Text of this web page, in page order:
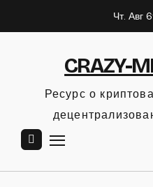
к
Чт. Авг
CRAZY-
Ресурс о